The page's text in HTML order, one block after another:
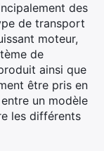
des
de transport
moteur,
de
ainsi que
être pris en
un modèle
les différents